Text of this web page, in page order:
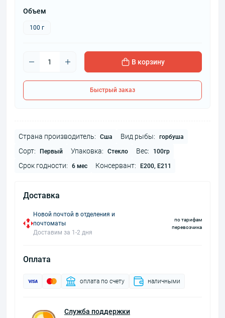
Объем
100 г
В корзину
Быстрый заказ
Страна производитель: Сша Вид рыбы: горбуша
Сорт: Первый Упаковка: Стекло Вес: 100гр
Срок годности: 6 мес Консервант: Е200, Е211
Доставка
Новой почтой в отделения и
почтоматы
Доставим за 1-2 дня
по тарифам
перевозчика
Оплата
оплата по счету наличными
Служба поддержки